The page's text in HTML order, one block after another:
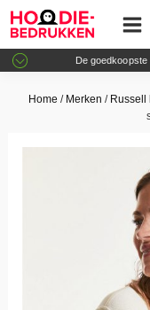
De goedkoopste
Home / Merken / Russell